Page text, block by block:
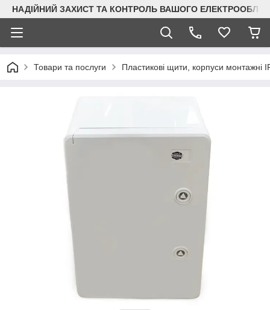
НАДІЙНИЙ ЗАХИСТ ТА КОНТРОЛЬ ВАШОГО
Товари та послуги Пластикові щити, корпуси монтажні